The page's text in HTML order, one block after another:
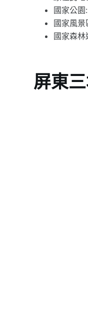
國家公園:
國家風景
國家森林
屏東